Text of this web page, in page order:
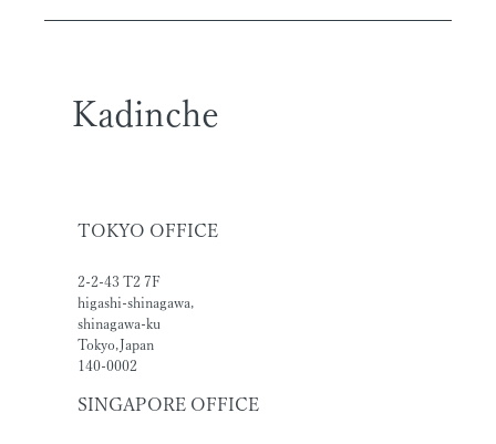
Kadinche
TOKYO OFFICE
2-2-43 T2 7F
higashi-shinagawa,
shinagawa-ku
Tokyo,Japan
140-0002
SINGAPORE OFFICE